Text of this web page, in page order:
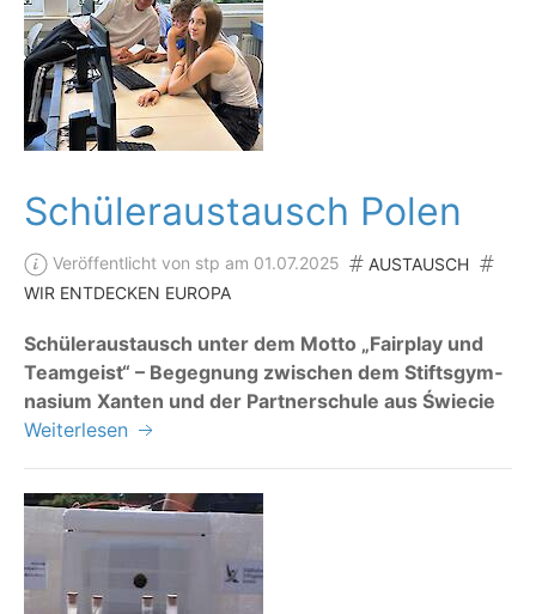
Schüleraustausch Polen
Veröffentlicht von stp am 01.07.2025
AUSTAUSCH
WIR ENTDECKEN EUROPA
Schü­ler­aus­tausch unter dem Mot­to „Fair­play und
Team­geist“ – Begeg­nung zwi­schen dem Stifts­gym­
na­si­um Xan­ten und der Part­ner­schu­le aus Świecie
Weiterlesen